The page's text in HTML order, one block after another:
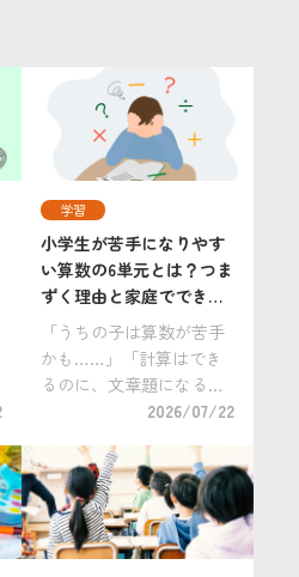
学習
小学生が苦手になりやす
い算数の6単元とは？つま
ずく理由と家庭でできる
克服法
「うちの子は算数が苦手
かも……」「計算はでき
るのに、文章題になると
手が止まってしまう」。
ちの方は少なくありませ
ん。 算数は、前に学んだ
内容を土台にしながら新
しい学習へ進む「積み重
2026/07/22